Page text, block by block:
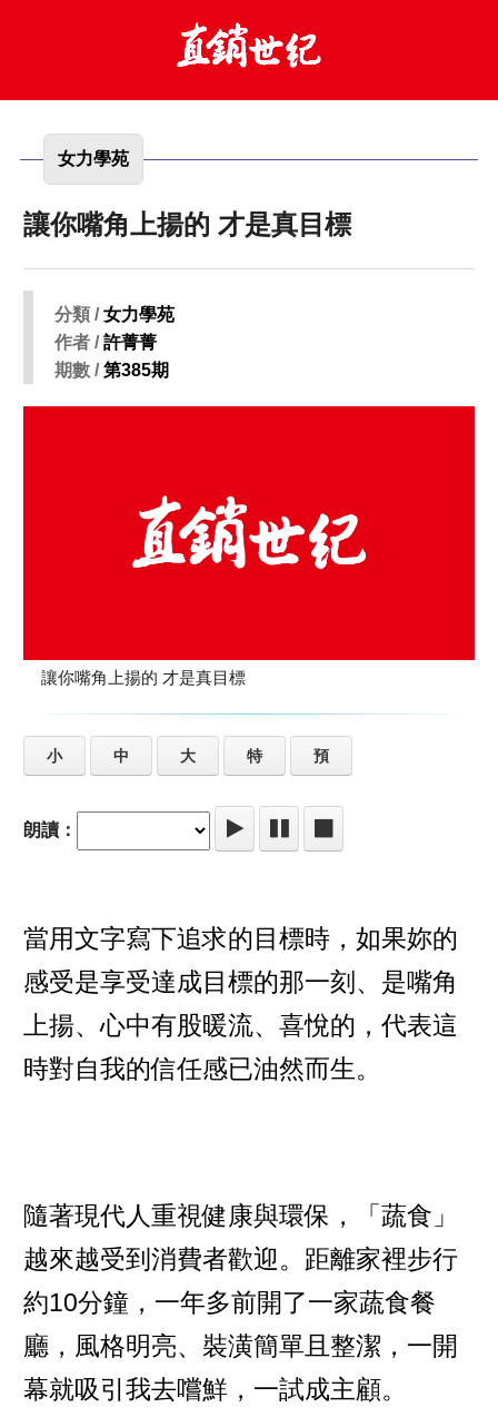
女力學苑
讓你嘴角上揚的 才是真目標
分類 /女力學苑
作者 /許菁菁
期數 /第385期
讓你嘴角上揚的 才是真目標
小 中 大 特 預
朗讀：
當用文字寫下追求的目標時，如果妳的
感受是享受達成目標的那一刻、是嘴角
上揚、心中有股暖流、喜悅的，代表這
時對自我的信任感已油然而生。
隨著現代人重視健康與環保，「蔬食」
越來越受到消費者歡迎。距離家裡步行
約10分鐘，一年多前開了一家蔬食餐
廳，風格明亮、裝潢簡單且整潔，一開
幕就吸引我去嚐鮮，一試成主顧。